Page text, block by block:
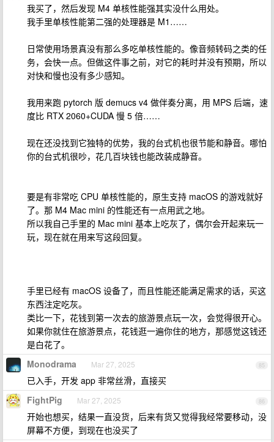
我买了，然后发现 M4 单核性能强其实没什么用处。
我手里单核性能第二强的处理器是 M1……
日常使用场景真没有那么多吃单核性能的。像音频转码之类的任
务，会快一点。但做这件事之前，对它的耗时并没有预期，所以
对快和慢也没有多少感知。
我用来跑 pytorch 版 demucs v4 做伴奏分离，用 MPS 后端，速
度比 RTX 2060+CUDA 慢 5 倍……
现在还没找到它独特的优势，我的台式机也很节能和静音。哪怕
你的台式机很吵，花几百块钱也能改装成静音。
要是有非常吃 CPU 单核性能的，原生支持 macOS 的游戏就好
了。那 M4 Mac mini 的性能还有一点用武之地。
所以我自己手里的 Mac mini 基本上吃灰了，偶尔会开起来玩一
玩，现在就在用来写这段回复。
手里已经有 macOS 设备了，而且性能还能满足需求的话，买这
东西注定吃灰。
类比一下，花钱到第一次去的旅游景点玩一次，会觉得很开心。
如果你就住在旅游景点，花钱逛一遍你住的地方，那感觉这钱还
是白花了。
85
Monodrama Mar 27, 2025
已入手，开发 app 非常丝滑，直接买
86
FightPig Mar 27, 2025
开始也想买，结果一直没货，后来有货又觉得我经常要移动，没
屏幕不方便，到现在也没买了